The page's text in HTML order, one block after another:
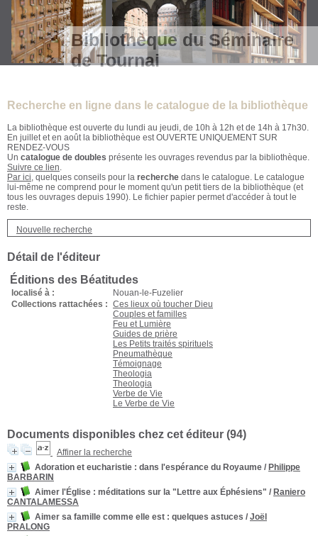
Bibliothèque du Séminaire
de Tournai
Recherche en ligne dans le catalogue de la bibliothèque
La bibliothèque est ouverte du lundi au jeudi, de 10h à 12h et de 14h à 17h30.
En juillet et en août la bibliothèque est OUVERTE UNIQUEMENT SUR
RENDEZ-VOUS
Un catalogue de doubles présente les ouvrages revendus par la bibliothèque.
Suivre ce lien.
Par ici, quelques conseils pour la recherche dans le catalogue. Le catalogue
lui-même ne comprend pour le moment qu'un petit tiers de la bibliothèque (et
tous les ouvrages depuis 1990). Le fichier papier permet d'accéder à tout le
reste.
Nouvelle recherche
Détail de l'éditeur
Éditions des Béatitudes
localisé à :
Nouan-le-Fuzelier
Collections rattachées : Ces lieux où toucher Dieu
Couples et familles
Feu et Lumière
Guides de prière
Les Petits traités spirituels
Pneumathèque
Témoignage
Theologia
Theologia
Verbe de Vie
Le Verbe de Vie
Documents disponibles chez cet éditeur (94)
Affiner la recherche
Adoration et eucharistie : dans l'espérance du Royaume / Philippe
BARBARIN
Aimer l'Église : méditations sur la "Lettre aux Éphésiens" / Raniero
CANTALAMESSA
Aimer sa famille comme elle est : quelques astuces / Joël
PRALONG